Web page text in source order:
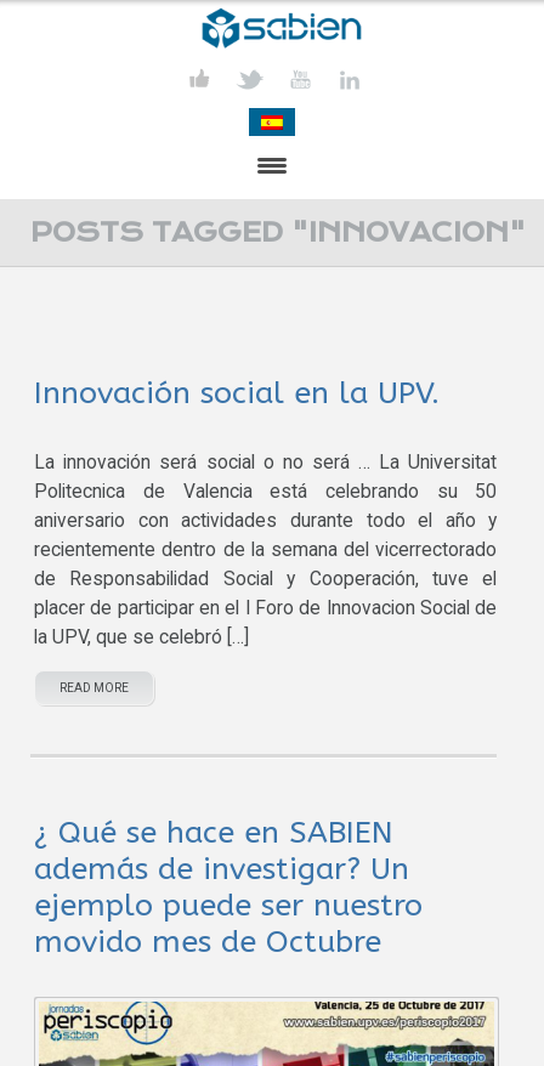
PRESENTATION
ACTIVITIES
CONTACT
POSTS TAGGED "INNOVACION"
Innovación social en la UPV.
La innovación será social o no será … La Universitat
Politecnica de Valencia está celebrando su 50
aniversario con actividades durante todo el año y
recientemente dentro de la semana del vicerrectorado
de Responsabilidad Social y Cooperación, tuve el
placer de participar en el I Foro de Innovacion Social de
la UPV, que se celebró […]
READ MORE
¿ Qué se hace en SABIEN
además de investigar? Un
ejemplo puede ser nuestro
movido mes de Octubre